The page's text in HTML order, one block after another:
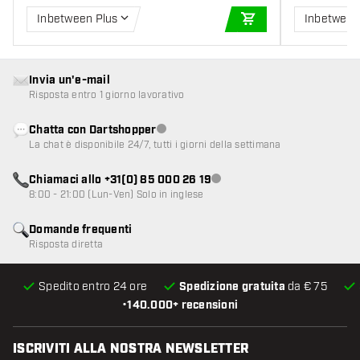
Inbetween Plus
AGGIUNGI AL
•140.000+ recensioni
Spedito entro 24 ore Spedizione gratuita da € 75
Domande frequenti
Risposta diretta
Invia un'e-mail
Risposta entro 1 giorno lavorativo
Chatta con DartshopperServizio clienti non disponibile
La chat è disponibile 24/7, tutti i giorni della settimana
Chiamaci allo +31(0) 85 000 26 19Servizio clienti non disponibile
8:00 - 21:00 (Lun-Ven) Solo in inglese
ISCRIVITI ALLA NOSTRA NEWSLETTER